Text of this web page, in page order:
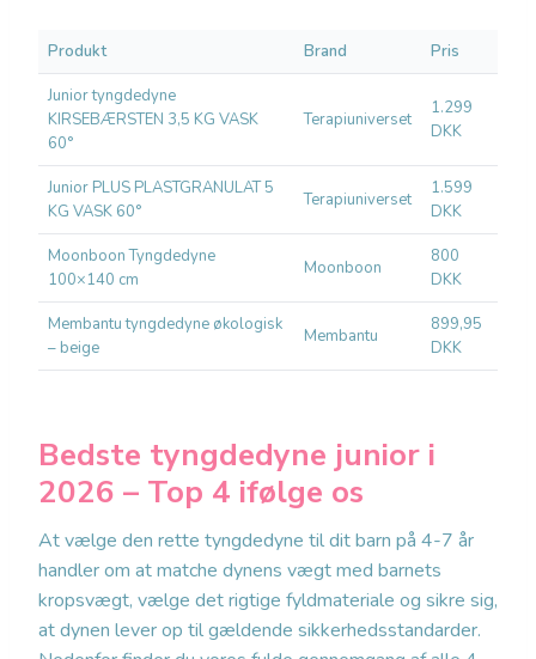
Produkt Brand Pris
Junior tyngdedyne
KIRSEBÆRSTEN 3,5 KG VASK
60°
Terapiuniverset
1.299
DKK
Junior PLUS PLASTGRANULAT 5
KG VASK 60°
Terapiuniverset
1.599
DKK
Moonboon Tyngdedyne
100×140 cm
Moonboon
800
DKK
Membantu tyngdedyne økologisk
– beige
Membantu
899,95
DKK
Bedste tyngdedyne junior i
2026 – Top 4 ifølge os
At vælge den rette tyngdedyne til dit barn på 4-7 år
handler om at matche dynens vægt med barnets
kropsvægt, vælge det rigtige fyldmateriale og sikre sig,
at dynen lever op til gældende sikkerhedsstandarder.